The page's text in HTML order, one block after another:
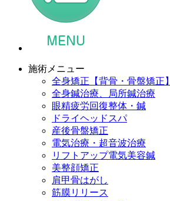
施術メニュー
全身矯正【背骨・骨盤矯正】
全身鍼治療、局所鍼治療
眼精疲労回復整体・鍼
ドライヘッドスパ
産後骨盤矯正
電気治療・超音波治療
リフトアップ電気美容鍼
美整顔矯正
肩甲骨はがし
筋膜リリース